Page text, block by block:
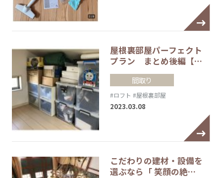
屋根裏部屋パーフェクト
プラン まとめ後編【…
間取り
#ロフト #屋根裏部屋
2023.03.08
こだわりの建材・設備を
選ぶなら「 笑顔の絶…